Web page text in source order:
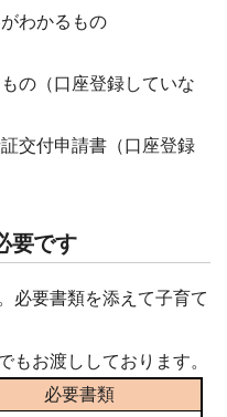
わかるもの
の（口座登録していな
交付申請書（口座登録
要です
必要書類を添えて子育て
もお渡ししております。
必要書類